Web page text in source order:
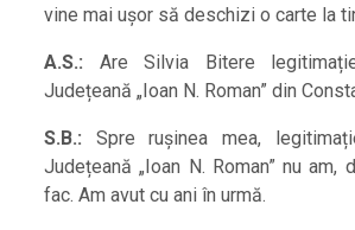
vine mai ușor să deschizi o carte la
A.S.: Are Silvia Bitere
Județeană „Ioan N. Roman” din
S.B.: Spre rușinea mea,
Județeană „Ioan N. Roman” nu am,
fac. Am avut cu ani în urmă.